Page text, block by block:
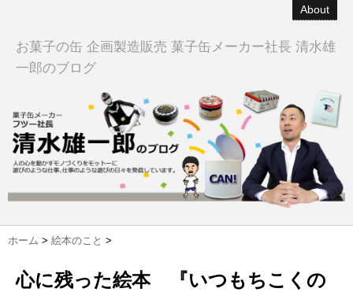
About
お菓子の缶 企画製造販売 菓子缶メーカー社長 清水雄
一郎のブログ
ホーム > 絵本のこと >
心に残った絵本 『いつもちこくの